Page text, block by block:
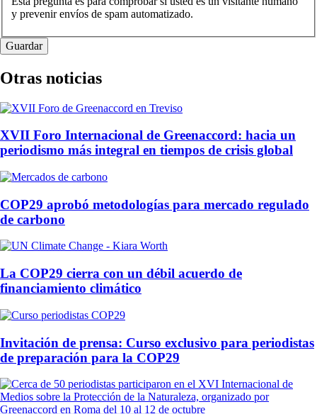
y prevenir envíos de spam automatizado.
Otras noticias
XVII Foro Internacional de Greenaccord: hacia un
periodismo más integral en tiempos de crisis global
COP29 aprobó metodologías para mercado regulado
de carbono
La COP29 cierra con un débil acuerdo de
financiamiento climático
Invitación de prensa: Curso exclusivo para periodistas
de preparación para la COP29